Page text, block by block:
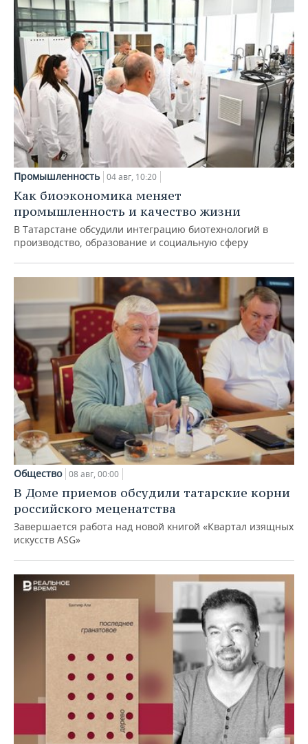
Промышленность 04 авг, 10:20
Как биоэкономика меняет
промышленность и качество жизни
В Татарстане обсудили интеграцию биотехнологий в
производство, образование и социальную сферу
Общество 08 авг, 00:00
В Доме приемов обсудили татарские корни
российского меценатства
Завершается работа над новой книгой «Квартал изящных
искусств ASG»